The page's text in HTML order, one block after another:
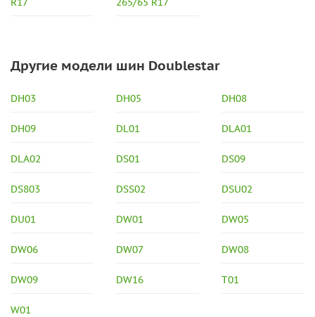
Другие модели шин Doublestar
DH03 DH05 DH08
DH09 DL01 DLA01
DLA02 DS01 DS09
DS803 DSS02 DSU02
DU01 DW01 DW05
DW06 DW07 DW08
DW09 DW16 T01
W01